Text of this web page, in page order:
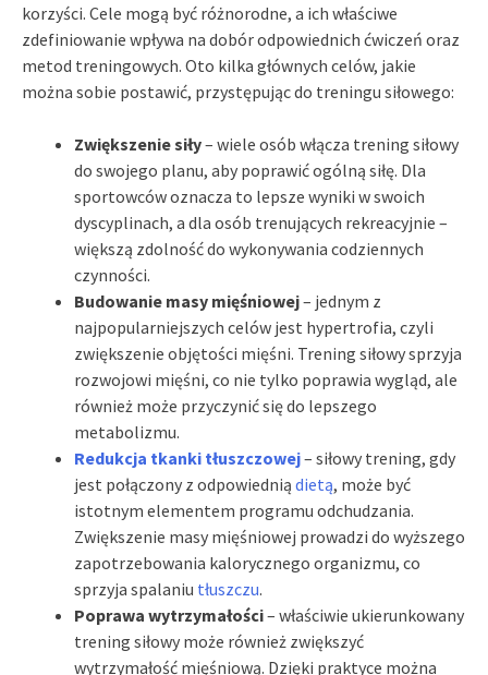
korzyści. Cele mogą być różnorodne, a ich właściwe
zdefiniowanie wpływa na dobór odpowiednich ćwiczeń oraz
metod treningowych. Oto kilka głównych celów, jakie
można sobie postawić, przystępując do treningu siłowego:
Zwiększenie siły– wiele osób włącza trening siłowy
do swojego planu, aby poprawić ogólną siłę. Dla
sportowców oznacza to lepsze wyniki w swoich
dyscyplinach, a dla osób trenujących rekreacyjnie –
większą zdolność do wykonywania codziennych
czynności.
Budowanie masy mięśniowej– jednym z
najpopularniejszych celów jest hypertrofia, czyli
zwiększenie objętości mięśni. Trening siłowy sprzyja
rozwojowi mięśni, co nie tylko poprawia wygląd, ale
również może przyczynić się do lepszego
metabolizmu.
Redukcja tkanki tłuszczowej– siłowy trening, gdy
jest połączony z odpowiednią dietą, może być
istotnym elementem programu odchudzania.
Zwiększenie masy mięśniowej prowadzi do wyższego
zapotrzebowania kalorycznego organizmu, co
sprzyja spalaniu tłuszczu.
Poprawa wytrzymałości– właściwie ukierunkowany
trening siłowy może również zwiększyć
wytrzymałość mięśniową. Dzięki praktyce można